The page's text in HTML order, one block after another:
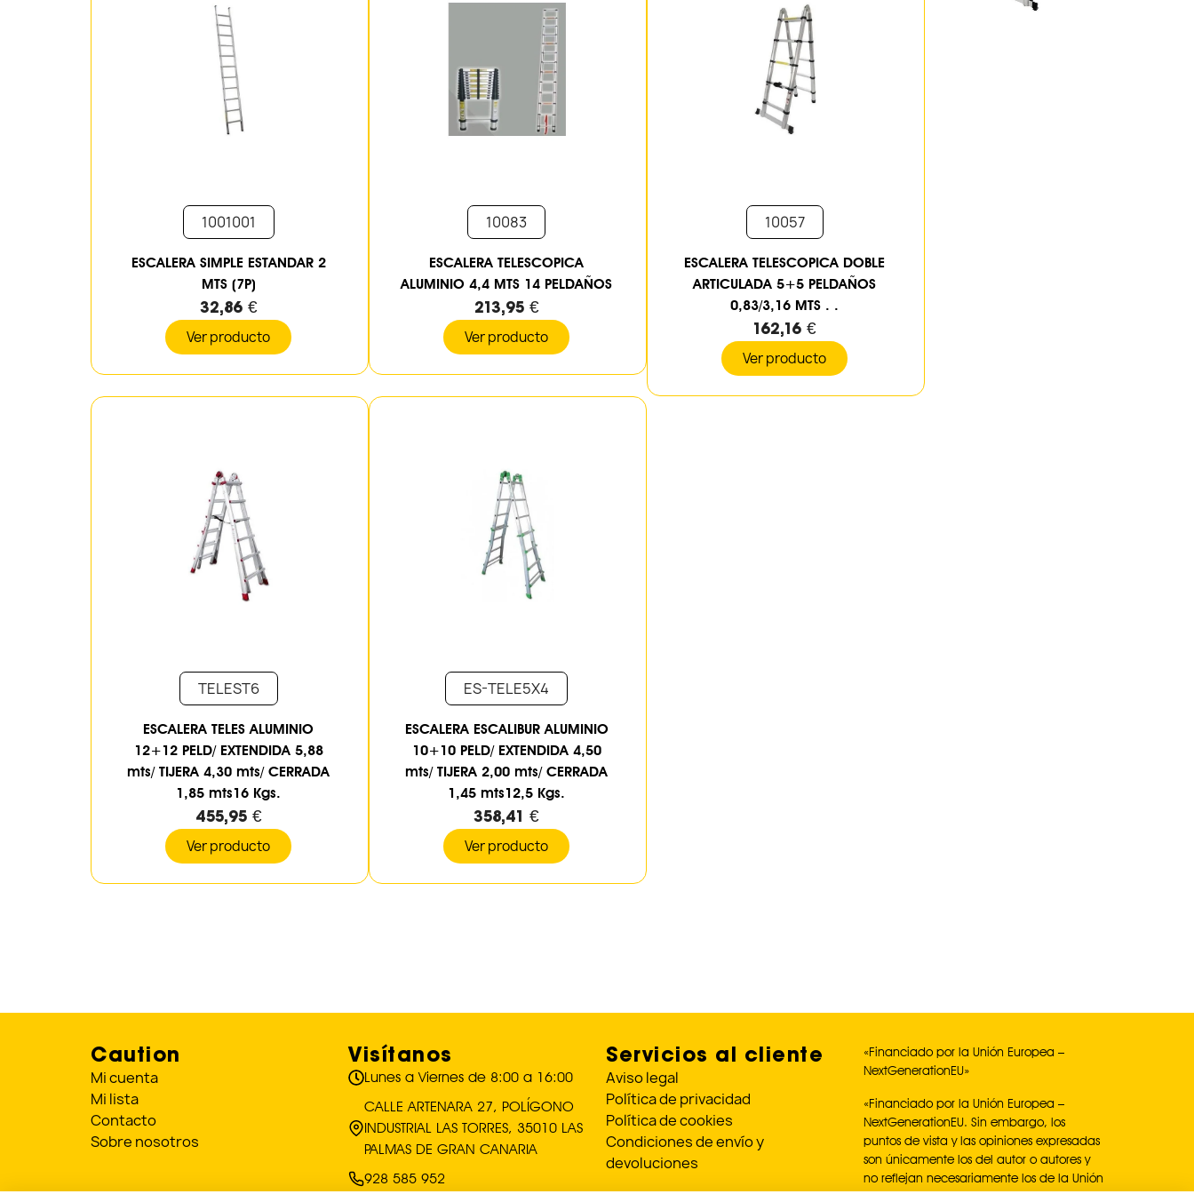
1001001
ESCALERA SIMPLE ESTANDAR 2
MTS (7P)
32,86 €
Ver producto
10083
ESCALERA TELESCOPICA
ALUMINIO 4,4 MTS 14 PELDAÑOS
213,95 €
Ver producto
10057
ESCALERA TELESCOPICA DOBLE
ARTICULADA 5+5 PELDAÑOS
0,83/3,16 MTS . .
162,16 €
Ver producto
TELEST6
ESCALERA TELES ALUMINIO
12+12 PELD/ EXTENDIDA 5,88
mts/ TIJERA 4,30 mts/ CERRADA
1,85 mts16 Kgs.
455,95 €
Ver producto
ES-TELE5X4
ESCALERA ESCALIBUR ALUMINIO
10+10 PELD/ EXTENDIDA 4,50
mts/ TIJERA 2,00 mts/ CERRADA
1,45 mts12,5 Kgs.
358,41 €
Ver producto
Caution
Mi cuenta
Mi lista
Contacto
Sobre nosotros
Visítanos
Lunes a Viernes de 8:00 a 16:00
CALLE ARTENARA 27, POLÍGONO
INDUSTRIAL LAS TORRES, 35010 LAS
PALMAS DE GRAN CANARIA
928 585 952
Servicios al cliente
Aviso legal
Política de privacidad
Política de cookies
Condiciones de envío y
devoluciones
«Financiado por la Unión Europea –
NextGenerationEU»
«Financiado por la Unión Europea –
NextGenerationEU. Sin embargo, los
puntos de vista y las opiniones expresadas
son únicamente los del autor o autores y
no reflejan necesariamente los de la Unión